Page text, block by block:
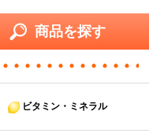
商品を探す
ビタミン・ミネラル